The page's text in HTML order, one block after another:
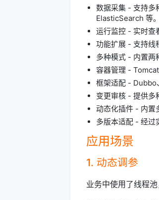
数据采集 - 支持多
ElasticSearch 等。
运行监控 - 实时查
功能扩展 - 支持线
多种模式 - 内置两
容器管理 -
框架适配 - Dubbo
变更审核 - 提供多
动态化插件 - 内置
多版本适配 - 经过
应用场景
1. 动态调参
业务中使用了线程